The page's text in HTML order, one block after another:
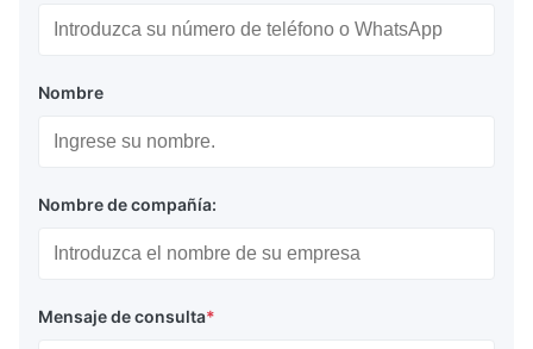
Nombre
Nombre de compañía:
Mensaje de consulta*